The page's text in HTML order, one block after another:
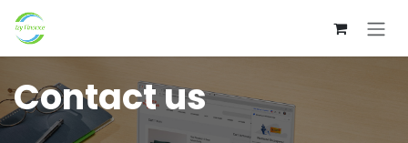
Se rendre au contenu
Contact us